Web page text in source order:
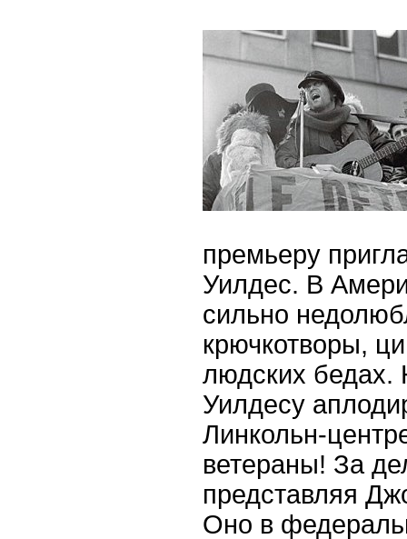
премьеру
Уилдес. В
сильно
крючкотворы,
людских бедах.
Уилдесу
Линкольн-
ветераны! За
представляя
Оно в